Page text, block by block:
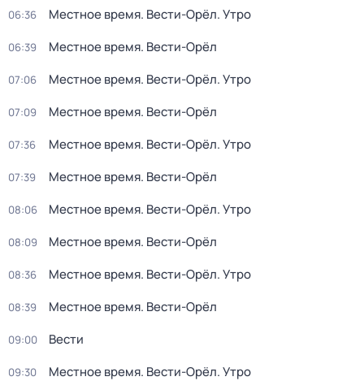
06:36 Местное время. Вести-Орёл. Утро
06:39 Местное время. Вести-Орёл
07:06 Местное время. Вести-Орёл. Утро
07:09 Местное время. Вести-Орёл
07:36 Местное время. Вести-Орёл. Утро
07:39 Местное время. Вести-Орёл
08:06 Местное время. Вести-Орёл. Утро
08:09 Местное время. Вести-Орёл
08:36 Местное время. Вести-Орёл. Утро
08:39 Местное время. Вести-Орёл
09:00 Вести
09:30 Местное время. Вести-Орёл. Утро